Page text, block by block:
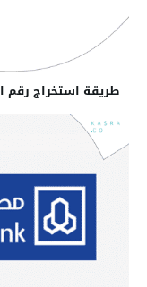
طريقة استخراج رقم